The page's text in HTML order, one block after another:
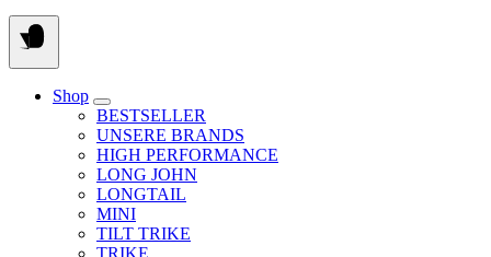
Shop
BESTSELLER
UNSERE BRANDS
HIGH PERFORMANCE
LONG JOHN
LONGTAIL
MINI
TILT TRIKE
TRIKE